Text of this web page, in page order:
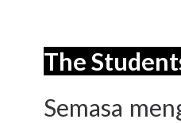
The
Semasa